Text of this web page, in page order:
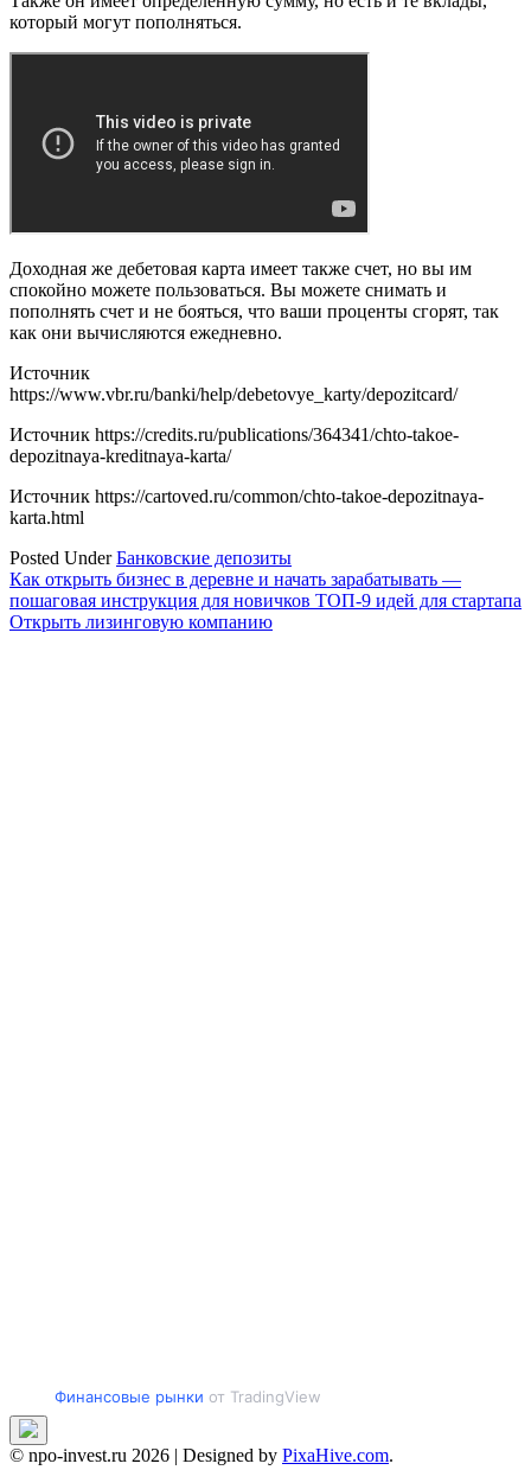
который могут пополняться.
Доходная же дебетовая карта имеет также счет, но вы им
спокойно можете пользоваться. Вы можете снимать и
пополнять счет и не бояться, что ваши проценты сгорят, так
как они вычисляются ежедневно.
Источник
https://www.vbr.ru/banki/help/debetovye_karty/depozitcard/
Источник https://credits.ru/publications/364341/chto-takoe-
depozitnaya-kreditnaya-karta/
Источник https://cartoved.ru/common/chto-takoe-depozitnaya-
karta.html
Posted UnderБанковские депозиты
Навигация
по
Как открыть бизнес в деревне и начать зарабатывать —
пошаговая инструкция для новичков ТОП-9 идей для стартапа
Открыть лизинговую компанию
Финансовые рынки от TradingView
© npo-invest.ru 2026 | Designed by PixaHive.com.